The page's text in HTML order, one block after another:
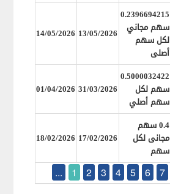
0.2396694215
سهم مجاني
لكل سهم
أصلى
13/05/2026
14/05/2026
0.5000032422
سهم لكل
سهم أصلي
31/03/2026
01/04/2026
0.4 سهم
مجانى لكل
سهم
17/02/2026
18/02/2026
1 2 3 4 5 6 7
...